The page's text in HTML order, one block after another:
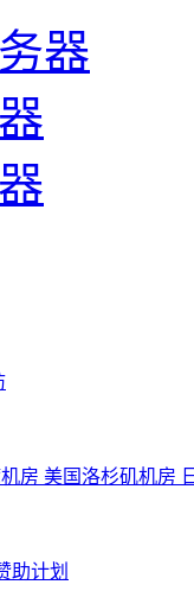
器
房 美国洛杉矶机房
助计划